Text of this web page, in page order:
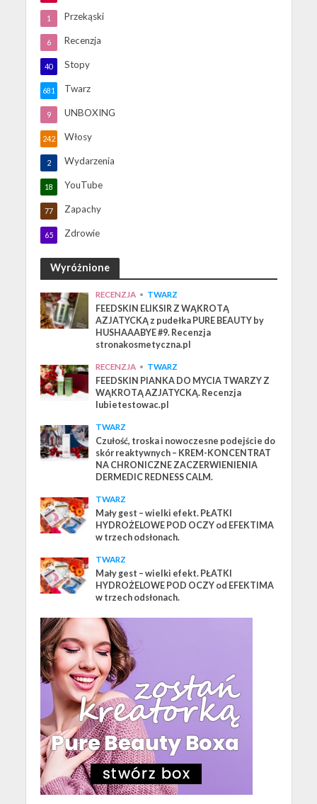
Przekąski
1
Recenzja
6
Stopy
40
Twarz
681
UNBOXING
9
Włosy
242
Wydarzenia
2
YouTube
18
Zapachy
77
Zdrowie
65
Wyróżnione
RECENZJA • TWARZ
FEEDSKIN ELIKSIR Z WĄKROTĄ
AZJATYCKĄ z pudełka PURE BEAUTY by
HUSHAAABYE #9. Recenzja
stronakosmetyczna.pl
RECENZJA • TWARZ
FEEDSKIN PIANKA DO MYCIA TWARZY Z
WĄKROTĄ AZJATYCKĄ. Recenzja
lubietestowac.pl
TWARZ
Czułość, troska i nowoczesne podejście do
skór reaktywnych – KREM-KONCENTRAT
NA CHRONICZNE ZACZERWIENIENIA
DERMEDIC REDNESS CALM.
TWARZ
Mały gest – wielki efekt. PŁATKI
HYDROŻELOWE POD OCZY od EFEKTIMA
w trzech odsłonach.
TWARZ
Mały gest – wielki efekt. PŁATKI
HYDROŻELOWE POD OCZY od EFEKTIMA
w trzech odsłonach.